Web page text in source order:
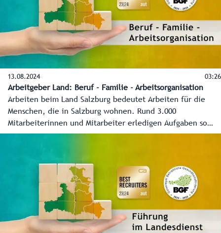
13.08.2024 03:26
Arbeitgeber Land: Beruf - Familie - Arbeitsorganisation
Arbeiten beim Land Salzburg bedeutet Arbeiten für die
Menschen, die in Salzburg wohnen. Rund 3.000
Mitarbeiterinnen und Mitarbeiter erledigen Aufgaben so
vielseitig wie das Lebens selber.